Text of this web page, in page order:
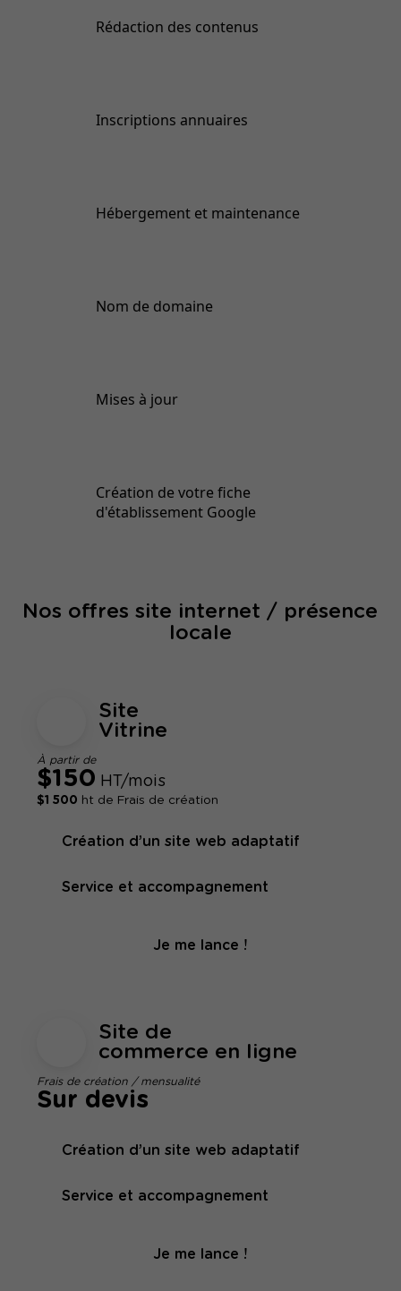
Rédaction des contenus
Inscriptions annuaires
Hébergement et maintenance
Nom de domaine
Mises à jour
Création de votre fiche
d'établissement Google
Nos offres site internet / présence
locale
Site
Vitrine
À partir de
$150 HT/mois
$1 500 ht de Frais de création
Création d’un site web adaptatif
Service et accompagnement
Je me lance !
Site de
commerce en ligne
Frais de création / mensualité
Sur devis
Création d’un site web adaptatif
Service et accompagnement
Je me lance !